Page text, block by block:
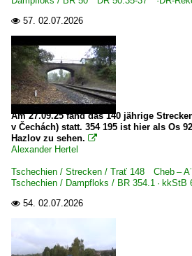
 57. 02.07.2026
Am 27.09.25 fand das 140 jährige
v Čechách) statt. 354 195 ist hier als Os
Hazlov zu sehen. 
Alexander Hertel
Tschechien / Strecken / Trať 148 Cheb –
Tschechien / Dampfloks / BR 354.1 · kkStB
 54. 02.07.2026